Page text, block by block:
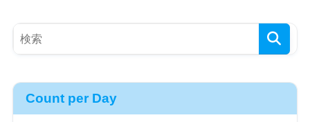
Count per Day